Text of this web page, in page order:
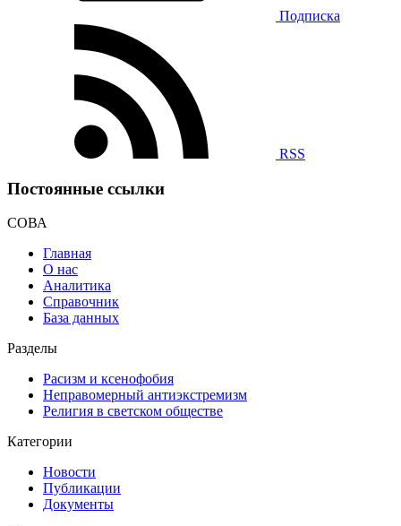
Подписка
RSS
Постоянные ссылки
СОВА
Главная
О нас
Аналитика
Справочник
База данных
Разделы
Расизм и ксенофобия
Неправомерный антиэкстремизм
Религия в светском обществе
Категории
Новости
Публикации
Документы